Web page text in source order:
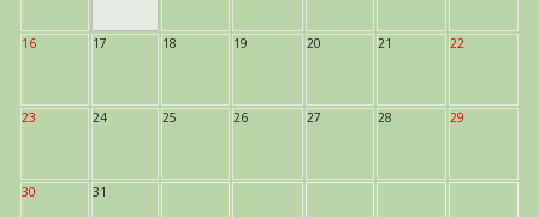
16 17 18 19 20 21 22
23 24 25 26 27 28 29
30 31